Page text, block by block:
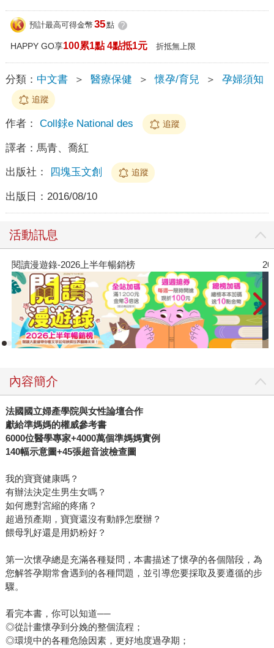
預計最高可得金幣 35點 ?
HAPPY GO享100累1點 4點抵1元 折抵無上限
分類： 中文書 ＞ 醫療保健 ＞ 懷孕/育兒 ＞ 孕婦須知
追蹤
作者： Coll銶e National des 追蹤
譯者： 馬青、喬紅
出版社： 四塊玉文創 追蹤
出版日： 2016/08/10
活動訊息
閱讀漫遊錄-2026上半年暢銷榜
內容簡介
法國國立婦產學院與女性論壇合作
獻給準媽媽的權威參考書
6000位醫學專家+4000萬個準媽媽實例
140幅示意圖+45張超音波檢查圖
我的寶寶健康嗎？
有辦法決定生男生女嗎？
如何應對宮縮的疼痛？
超過預產期，寶寶還沒有動靜怎麼辦？
餵母乳好還是用奶粉好？
第一次懷孕總是充滿各種疑問，本書描述了懷孕的各個階段，為
您解答孕期常會遇到的各種問題，並引導您要採取及要遵循的步
驟。
看完本書，你可以知道──
◎從計畫懷孕到分娩的整個流程；
◎環境中的各種危險因素，更好地度過孕期；